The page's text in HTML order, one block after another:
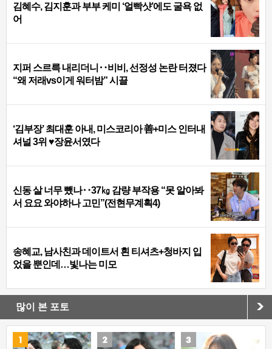
김혜수, 김지훈과 부부 케미 ‘얼빡샷’에도 굴욕 없
어
지퍼 스르륵 내리더니‥비비, 선정성 논란 터졌다
“왜 저래vs이게 워터밤” 시끌
‘김부장’ 최대훈 아내, 미스코리아 善+미스 인터내
셔널 3위 ♥장윤서였다
신동 살 너무 뺐나‥37㎏ 감량 부작용 “못 알아봐
서 요요 와야하나 고민”(전현무계획4)
송혜교, 남사친과 데이트서 흰 티셔츠+청바지 입
었을 뿐인데…빛나는 미모
많이 본 포토